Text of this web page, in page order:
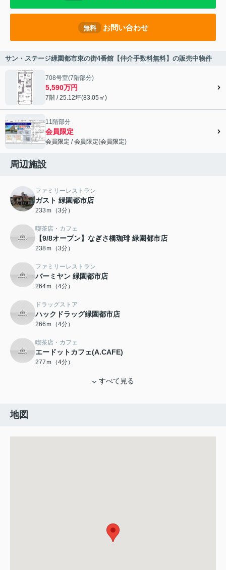
無料 お問い合わせ
サン・ステージ緑園都市東の街4番館【仲介手数料無料】の販売中物件
708号室(7階部分)
5,590万円
7階 / 25.12坪(83.05㎡)
11階部分
会員限定
会員限定 /会員限定(会員限定)
周辺施設
ファミリーレストラン
ガスト 緑園都市店
233ｍ（3分）
喫茶店・カフェ
【9/8オープン】なぎさ橋珈琲 緑園都市店
238ｍ（3分）
ファミリーレストラン
バーミヤン 緑園都市店
264ｍ（4分）
ドラッグストア
ハックドラッグ緑園都市店
266ｍ（4分）
喫茶店・カフェ
エードットカフェ(A.CAFE)
277ｍ（4分）
すべて見る
地図